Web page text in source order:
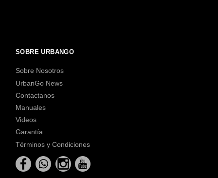
SOBRE URBANGO
Sobre Nosotros
UrbanGo News
Contactanos
Manuales
Videos
Garantía
Términos y Condiciones